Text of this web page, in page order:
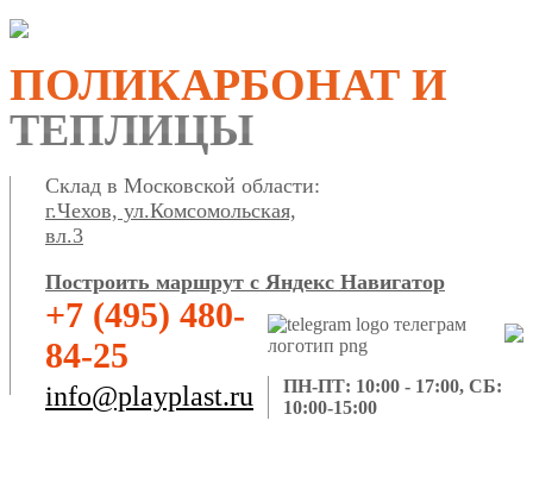
ПОЛИКАРБОНАТ И
ТЕПЛИЦЫ
Склад в Московской области:
г.Чехов, ул.Комсомольская,
вл.3
Построить маршрут с Яндекс Навигатор
+7 (495) 480-
84-25
info@playplast.ru
ПН-ПТ: 10:00 - 17:00, СБ:
10:00-15:00